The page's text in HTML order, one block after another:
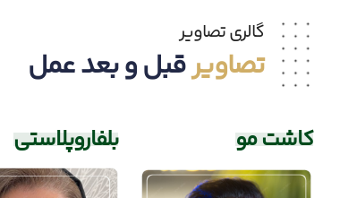
گالری تصاویر
تصاویرقبل و بعد عمل
کاشت مو بلفاروپلاستی